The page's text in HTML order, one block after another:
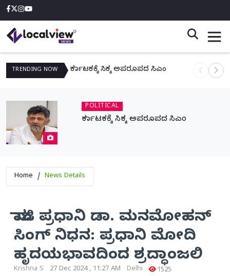
TRENDING NOW ಕರ್ನಾಟಕಕ್ಕೆ ಸಿಕ್ಕ ಅಪರೂಪದ ಸಿಎಂ ನಾಳೆ
POLITICAL
ಕರ್ನಾಟಕಕ್ಕೆ ಸಿಕ್ಕ ಅಪರೂಪದ ಸಿಎಂ
Home News Details
ಮಾಜಿ ಪ್ರಧಾನಿ ಡಾ. ಮನಮೋಹನ್
ಸಿಂಗ್ ನಿಧನ: ಪ್ರಧಾನಿ ಮೋದಿ
ಹೃದಯಭಾವದಿಂದ ಶ್ರದ್ಧಾಂಜಲಿ
Krishna S 27 Dec 2024 , 11:27 AM Delhi 1525